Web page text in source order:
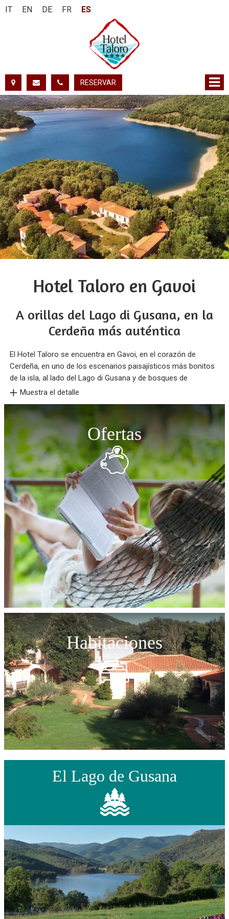
IT EN DE FR ES
RESERVAR
DEL: AL:
ADULTOS:
PEDIR DISPONIBILIDAD
PEDIR INFORMACIÓN
Hotel Taloro en Gavoi
A orillas del Lago di Gusana, en la
Cerdeña más auténtica
El Hotel Taloro se encuentra en Gavoi, en el corazón de
Cerdeña, en uno de los escenarios paisajísticos más bonitos
de la isla, al lado del Lago di Gusana y de bosques de
Muestra el detalle
Ofertas
Habitaciones
El Lago de Gusana